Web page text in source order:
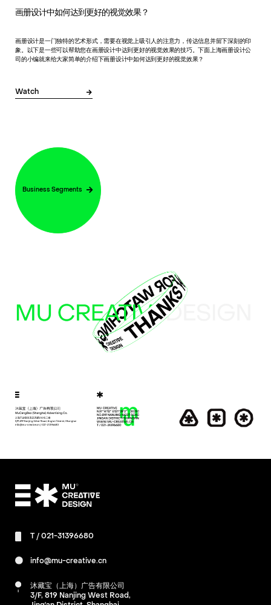
画册设计中如何达到更好的视觉效果？
画册设计是一门独特的艺术形式，需要在视觉上吸引人的注意力，传达信息并留下深刻的印
象。以下是一些可以帮助您在画册设计中达到更好的视觉效果的技巧。下面上海画册设计公
司的小编就来给大家简单的介绍下画册设计中如何达到更好的视觉效果？
Watch
Business Segments
T / 021-31396680
info@mu-creative.cn
沐藏宝（上海）广告有限公司
3/F, 819 Nanjing West Road,